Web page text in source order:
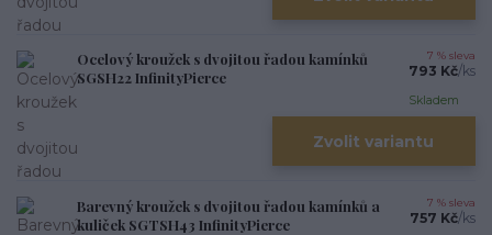
Ocelový kroužek s dvojitou řadou kamínků
SGSH22 InfinityPierce
7 % sleva
793 Kč/ks
Skladem
Zvolit variantu
Barevný kroužek s dvojitou řadou kamínků a
kuliček SGTSH43 InfinityPierce
7 % sleva
757 Kč/ks